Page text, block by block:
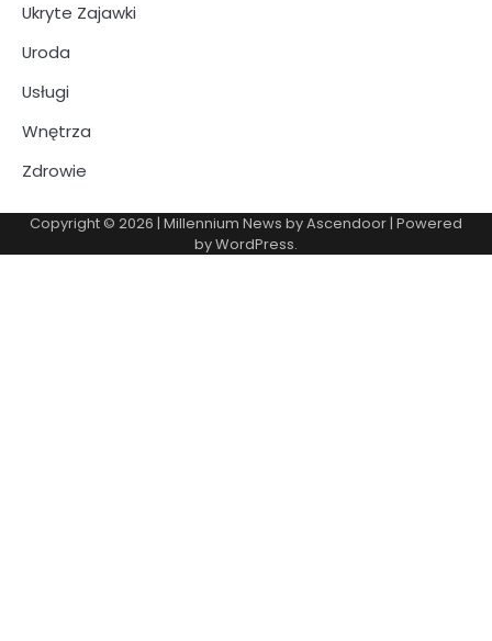
Ukryte Zajawki
Uroda
Usługi
Wnętrza
Zdrowie
Copyright © 2026 | Millennium News byAscendoor | Powered
byWordPress.